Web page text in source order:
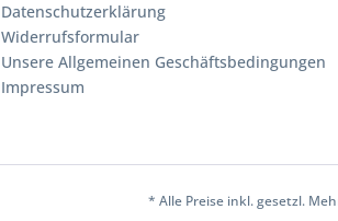
Datenschutzerklärung
Widerrufsformular
Unsere Allgemeinen Geschäftsbedingungen
Impressum
* Alle Preise inkl. gesetzl.